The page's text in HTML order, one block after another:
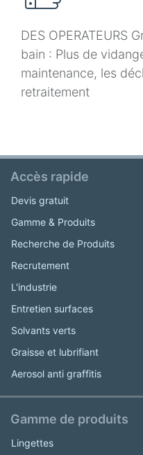
DES OPERATEURS
bain : Plus de
maintenance, les
retraitement
Accès rapide
Devis gratuit
Gamme & Produits
Recherche de Produits
Recrutement
L'industrie
Entretien surfaces
Solvants verts
Graisse et lubrifiant
Aerosol anti graffitis
Gamme de produits
Lingettes